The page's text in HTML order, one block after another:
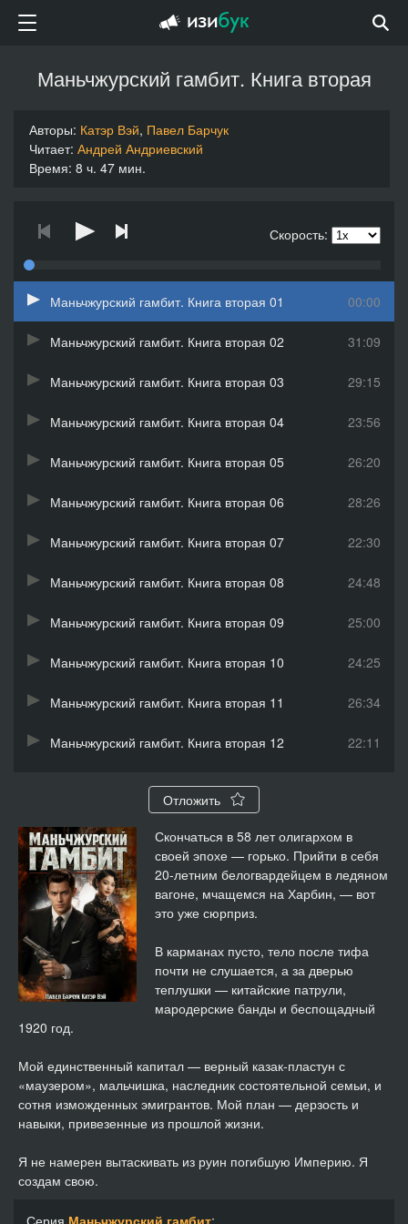
Маньчжурский гамбит. Книга вторая
Авторы: Катэр Вэй, Павел Барчук
Читает: Андрей Андриевский
Время: 8 ч. 47 мин.
Скорость:
00:00
Маньчжурский гамбит. Книга вторая 01
31:09
Маньчжурский гамбит. Книга вторая 02
29:15
Маньчжурский гамбит. Книга вторая 03
23:56
Маньчжурский гамбит. Книга вторая 04
26:20
Маньчжурский гамбит. Книга вторая 05
28:26
Маньчжурский гамбит. Книга вторая 06
22:30
Маньчжурский гамбит. Книга вторая 07
24:48
Маньчжурский гамбит. Книга вторая 08
25:00
Маньчжурский гамбит. Книга вторая 09
24:25
Маньчжурский гамбит. Книга вторая 10
26:34
Маньчжурский гамбит. Книга вторая 11
22:11
Маньчжурский гамбит. Книга вторая 12
Маньчжурский гамбит. Книга вторая 13
Маньчжурский гамбит. Книга вторая 14
27:27
Маньчжурский гамбит. Книга вторая 15
24:16
Маньчжурский гамбит. Книга вторая 16
26:32
Маньчжурский гамбит. Книга вторая 17
Маньчжурский гамбит. Книга вторая 18
Маньчжурский гамбит. Книга вторая 19
Маньчжурский гамбит. Книга вторая 20
Отложить
Скончаться в 58 лет олигархом в
своей эпохе — горько. Прийти в себя
20-летним белогвардейцем в ледяном
вагоне, мчащемся на Харбин, — вот
это уже сюрприз.
В карманах пусто, тело после тифа
почти не слушается, а за дверью
теплушки — китайские патрули,
мародерские банды и беспощадный
1920 год.
Мой единственный капитал — верный казак-пластун с
«маузером», мальчишка, наследник состоятельной семьи, и
сотня изможденных эмигрантов. Мой план — дерзость и
навыки, привезенные из прошлой жизни.
Я не намерен вытаскивать из руин погибшую Империю. Я
создам свою.
Серия Маньчжурский гамбит: